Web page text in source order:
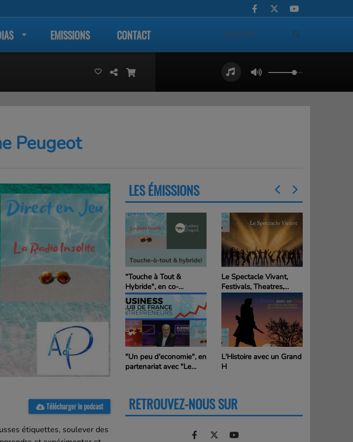
EMISSIONS CONTACT
Peugeot
Télécharger le podcast
étiquettes, soulever des
LES ÉMISSIONS
"Touche à Tout &
animation avec Audrey
Chapot avec un(e)
invité(e) ... Touche à Tout
& Hybride
"Un peu d'economie", en
partenariat avec "Le
Business Club de France
Le Spectacle Vivant,
Festivals, Theatres,
Cinemas, ...
L'Histoire avec un Grand
H
La passion du Cinéma,
Cannes, Lumière Lyon, ...
et les autres
"Les Insolites de ..." par
RETROUVEZ-NOUS SUR